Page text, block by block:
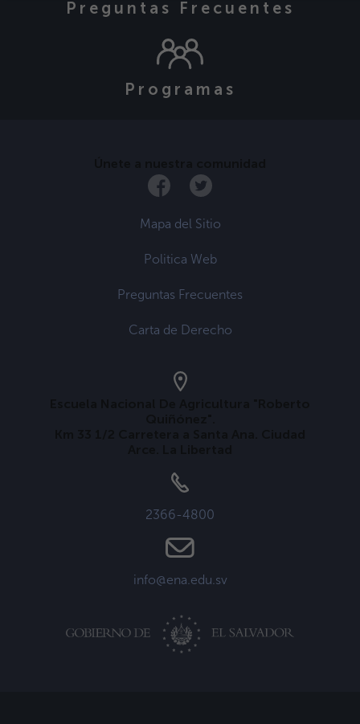
Preguntas Frecuentes
Programas
Mapa del Sitio
Politica Web
Preguntas Frecuentes
Carta de Derecho
2366-4800
info@ena.edu.sv